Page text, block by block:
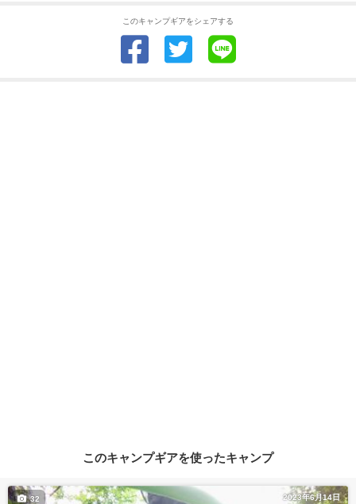
このキャンプギアをシェアする
このキャンプギアを使ったキャンプ
2023年6月14日
32